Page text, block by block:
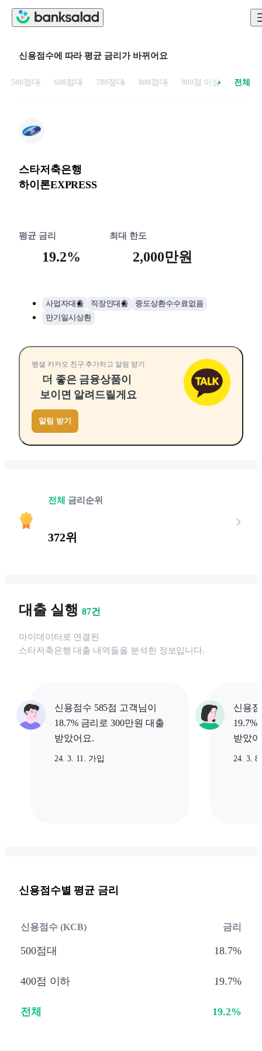
신용점수에 따라 평균 금리가 바뀌어요
500점대 600점대 700점대 800점대 900점 이상 전체
스타저축은행
하이론EXPRESS
평균 금리
19.2%
최대 한도
2,000만원
사업자대출 직장인대출
중도상환수수료없음
만기일시상환
뱅샐 카카오 친구 추가하고 알림 받기
더 좋은 금융상품이
보이면 알려드릴게요
알림 받기
전체 금리순위
372위
대출 실행 87건
마이데이터로 연결된
스타저축은행 대출 내역들을 분석한 정보입니다.
신용점수 585점 고객님이
18.7% 금리로 300만원 대출
받았어요.
24. 3. 11. 가입
신용
19.7%
받았
24. 3.
신용점수별 평균 금리
신용점수 (KCB) 금리
500점대 18.7%
400점 이하 19.7%
전체 19.2%